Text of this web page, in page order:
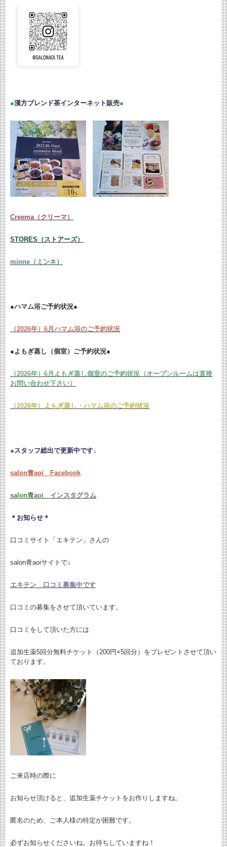
●漢方ブレンド茶インターネット販売●
Creema（クリーマ）
STORES（ストアーズ）
minne（ミンネ）
●ハマム浴ご予約状況●
（2026年）6月ハマム浴のご予約状況
●よもぎ蒸し（個室）ご予約状況●
（2026年）6月よもぎ蒸し個室のご予約状況（オープンルームは直接
お問い合わせ下さい）
（2026年）よもぎ蒸し・ハマム浴のご予約状況
●スタッフ総出で更新中です↓
salon青aoi Facebook
salon青aoi インスタグラム
＊お知らせ＊
口コミサイト「エキテン」さんの
salon青aoiサイトで↓
エキテン 口コミ募集中です
口コミの募集をさせて頂いています。
口コミをして頂いた方には
追加生薬5回分無料チケット（200円×5回分）をプレゼントさせて頂い
ております。
ご来店時の際に
お知らせ頂けると、追加生薬チケットをお作りしますね。
匿名のため、ご本人様の特定が困難です。
必ずお知らせくださいね。お待ちしていますね！